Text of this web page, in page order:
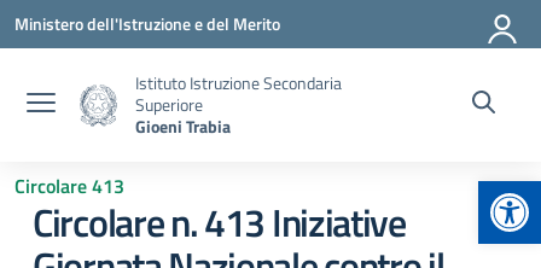
Vai ai contenuti
Vai al menu di navigazione
Vai al footer
Ministero dell'Istruzione e del Merito
Istituto Istruzione Secondaria
Superiore
Gioeni Trabia
Circolare 413
Circolare n. 413 Iniziative